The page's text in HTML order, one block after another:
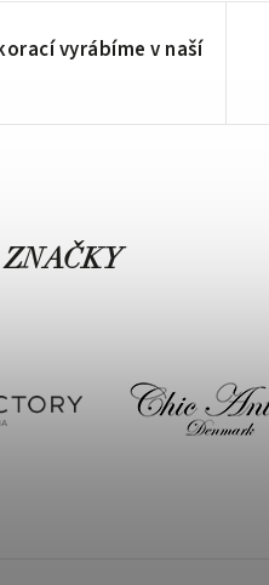
vyrábíme v naší